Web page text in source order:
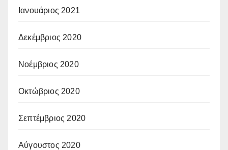
Ιανουάριος 2021
Δεκέμβριος 2020
Νοέμβριος 2020
Οκτώβριος 2020
Σεπτέμβριος 2020
Αύγουστος 2020